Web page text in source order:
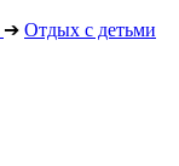
➔ Отдых с детьми